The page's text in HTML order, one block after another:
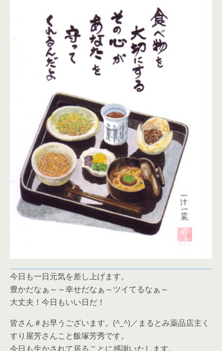
今日も一日元気を差し上げます。
豊かだなぁ～～幸せだなぁ～ツイてるなぁ～
大丈夫！今日もいい日だ！
皆さん＃お早うございます。(^_^)／まるとみ薬品店主く
すり屋芳さんこと飯塚芳秀です。
今日も生かされて居ることに感謝いたします。